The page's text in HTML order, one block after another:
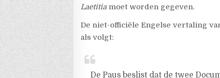
Laetitia moet worden gegeven.
De niet-officiële Engelse vertaling
als volgt:
De Paus beslist dat de twee